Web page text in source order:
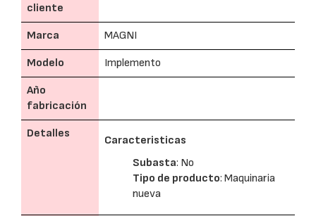
cliente
Marca MAGNI
Modelo Implemento
Año
fabricación
Detalles
Caracteristicas
Subasta: No
Tipo de producto: Maquinaria
nueva